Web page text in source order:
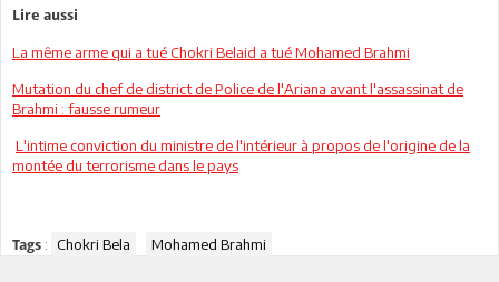
Lire aussi
La même arme qui a tué Chokri Belaid a tué Mohamed Brahmi
Mutation du chef de district de Police de l'Ariana avant l'assassinat de
Brahmi : fausse rumeur
L'intime conviction du ministre de l'intérieur à propos de l'origine de la
montée du terrorisme dans le pays
Tags : Chokri Bela Mohamed Brahmi